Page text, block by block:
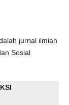
jurnal ilmiah
Sosial